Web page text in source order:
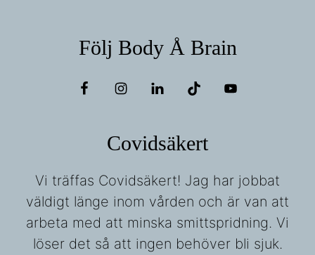
Följ Body Å Brain
Covidsäkert
Vi träffas Covidsäkert! Jag har jobbat
väldigt länge inom vården och är van att
arbeta med att minska smittspridning. Vi
löser det så att ingen behöver bli sjuk.